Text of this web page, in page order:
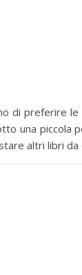
di preferire le
una piccola
altri libri da